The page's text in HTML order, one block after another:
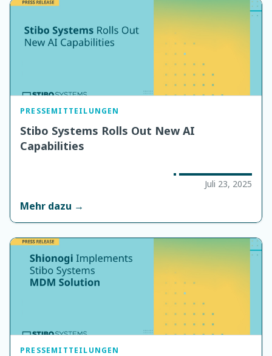
PRESSEMITTEILUNGEN
Stibo Systems Rolls Out New AI
Capabilities
Juli 23, 2025
Mehr dazu →
PRESSEMITTEILUNGEN